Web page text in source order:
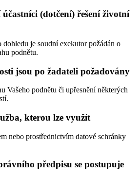
(dotčení) řešení životní
je soudní exekutor požádán o
podnětu.
jsou po žadateli požadovány
Vašeho podnětu či upřesnění některých
kterou lze využít
nebo prostřednictvím datové schránky
předpisu se postupuje